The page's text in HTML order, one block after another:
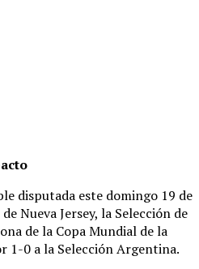
disputada este domingo 19 de
Nueva Jersey, la Selección de
de la Copa Mundial de la
1-0 a la Selección Argentina.